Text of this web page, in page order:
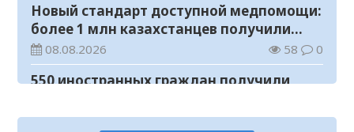
Новый стандарт доступной медпомощи:
более 1 млн казахстанцев получили
телемедицинские услуги
08.08.2026 58 0
550 иностранных граждан получили
Казахстане
08.08.2026 90 0